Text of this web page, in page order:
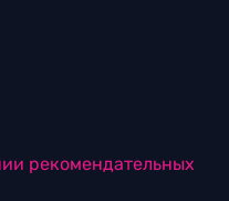
рекомендательных